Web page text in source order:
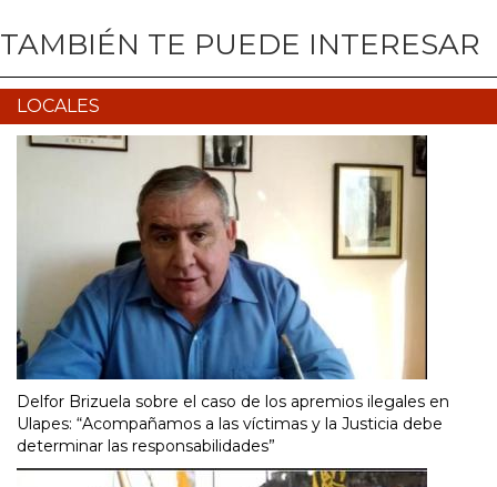
TAMBIÉN TE PUEDE INTERESAR
LOCALES
Delfor Brizuela sobre el caso de los apremios ilegales en
Ulapes: “Acompañamos a las víctimas y la Justicia debe
determinar las responsabilidades”